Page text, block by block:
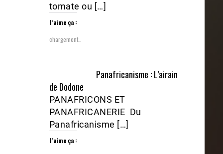
tomate ou […]
J’aime ça :
chargement…
Panafricanisme : L’airain
de Dodone
PANAFRICONS ET
PANAFRICANERIE Du
Panafricanisme […]
J’aime ça :